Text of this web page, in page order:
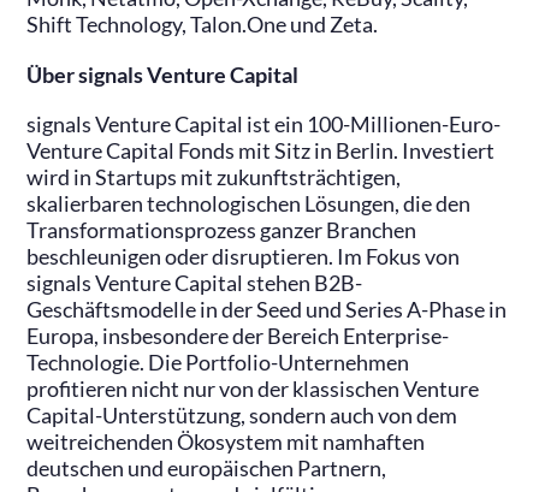
Shift Technology, Talon.One und Zeta.
Über signals Venture Capital
signals Venture Capital ist ein 100-Millionen-Euro-
Venture Capital Fonds mit Sitz in Berlin. Investiert
wird in Startups mit zukunftsträchtigen,
skalierbaren technologischen Lösungen, die den
Transformationsprozess ganzer Branchen
beschleunigen oder disruptieren. Im Fokus von
signals Venture Capital stehen B2B-
Geschäftsmodelle in der Seed und Series A-Phase in
Europa, insbesondere der Bereich Enterprise-
Technologie. Die Portfolio-Unternehmen
profitieren nicht nur von der klassischen Venture
Capital-Unterstützung, sondern auch von dem
weitreichenden Ökosystem mit namhaften
deutschen und europäischen Partnern,